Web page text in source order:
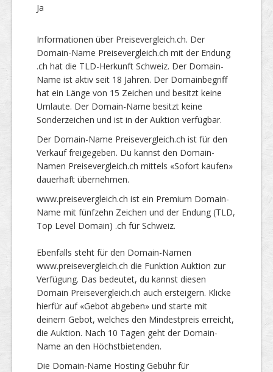
Ja
Informationen über Preisevergleich.ch. Der
Domain-Name Preisevergleich.ch mit der Endung
.ch hat die TLD-Herkunft Schweiz. Der Domain-
Name ist aktiv seit 18 Jahren. Der Domainbegriff
hat ein Länge von 15 Zeichen und besitzt keine
Umlaute. Der Domain-Name besitzt keine
Sonderzeichen und ist in der Auktion verfügbar.
Der Domain-Name Preisevergleich.ch ist für den
Verkauf freigegeben. Du kannst den Domain-
Namen Preisevergleich.ch mittels «Sofort kaufen»
dauerhaft übernehmen.
www.preisevergleich.ch ist ein Premium Domain-
Name mit fünfzehn Zeichen und der Endung (TLD,
Top Level Domain) .ch für Schweiz.
Ebenfalls steht für den Domain-Namen
www.preisevergleich.ch die Funktion Auktion zur
Verfügung. Das bedeutet, du kannst diesen
Domain Preisevergleich.ch auch ersteigern. Klicke
hierfür auf «Gebot abgeben» und starte mit
deinem Gebot, welches den Mindestpreis erreicht,
die Auktion. Nach 10 Tagen geht der Domain-
Name an den Höchstbietenden.
Die Domain-Name Hosting Gebühr für